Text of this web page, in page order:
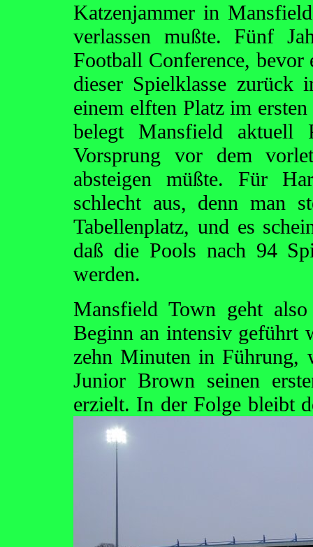
Katzenjammer in
verlassen mußte. Fünf
Football Conference,
dieser Spielklasse zurück
einem elften Platz im
belegt Mansfield aktuell
Vorsprung vor dem
absteigen müßte. Für
schlecht aus, denn man
Tabellenplatz, und es
daß die Pools nach 94
werden.
Mansfield Town geht
Beginn an intensiv geführt
zehn Minuten in Führung,
Junior Brown seinen
erzielt. In der Folge bleibt